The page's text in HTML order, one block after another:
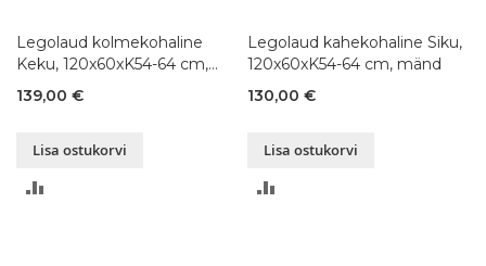
Legolaud kolmekohaline
Keku, 120x60xK54-64 cm,
mänd
139,00 €
Lisa ostukorvi
Legolaud kahekohaline Siku,
120x60xK54-64 cm, mänd
130,00 €
Lisa ostukorvi